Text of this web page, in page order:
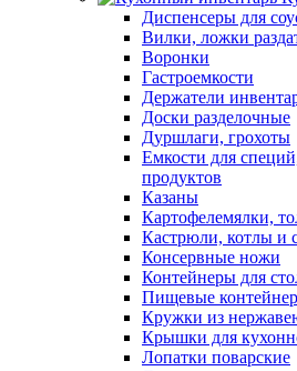
Диспенсеры для
Вилки, ложки
Воронки
Гастроемкости
Держатели
Доски разделочные
Дуршлаги, грохоты
Емкости для
продуктов
Казаны
Картофелемялки,
Кастрюли, котлы и
Консервные ножи
Контейнеры для
Пищевые
Кружки из
Крышки для
Лопатки поварские